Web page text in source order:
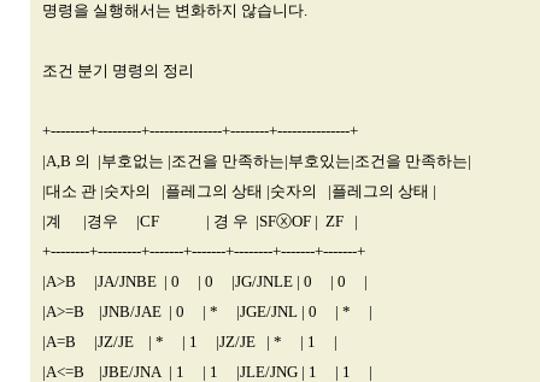
명령을 실행해서는 변화하지 않습니다.
조건 분기 명령의 정리
+--------+---------+---------------+--------+---------------+
|A,B 의 |부호없는 |조건을 만족하는|부호있는|조건을 만족하는|
|대소 관 |숫자의 |플레그의 상태 |숫자의 |플레그의 상태 |
|계 |경우 |CF | 경 우 |SFⓧOF | ZF |
+--------+---------+-------+-------+--------+-------+-------+
|A>B |JA/JNBE | 0 | 0 |JG/JNLE | 0 | 0 |
|A>=B |JNB/JAE | 0 | * |JGE/JNL | 0 | * |
|A=B |JZ/JE | * | 1 |JZ/JE | * | 1 |
|A<=B |JBE/JNA | 1 | 1 |JLE/JNG | 1 | 1 |